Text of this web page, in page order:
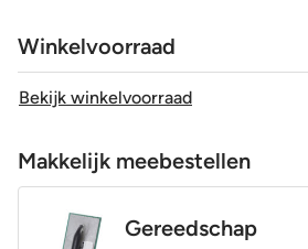
Winkelvoorraad
Bekijk winkelvoorraad
Makkelijk meebestellen
Gereedschap